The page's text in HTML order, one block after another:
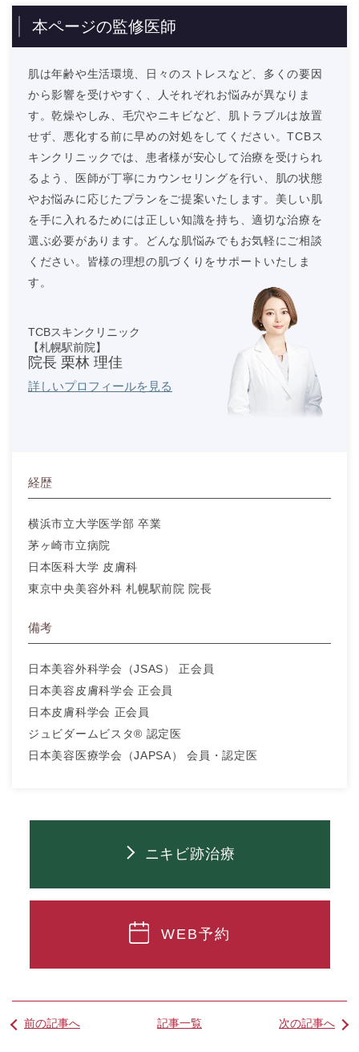
本ページの監修医師
肌は年齢や生活環境、日々のストレスなど、多くの要因
から影響を受けやすく、人それぞれお悩みが異なりま
す。乾燥やしみ、毛穴やニキビなど、肌トラブルは放置
せず、悪化する前に早めの対処をしてください。TCBス
キンクリニックでは、患者様が安心して治療を受けられ
るよう、医師が丁寧にカウンセリングを行い、肌の状態
やお悩みに応じたプランをご提案いたします。美しい肌
を手に入れるためには正しい知識を持ち、適切な治療を
選ぶ必要があります。どんな肌悩みでもお気軽にご相談
ください。皆様の理想の肌づくりをサポートいたしま
す。
TCBスキンクリニック
【札幌駅前院】
院長 栗林 理佳
詳しいプロフィールを見る
経歴
横浜市立大学医学部 卒業
茅ヶ崎市立病院
日本医科大学 皮膚科
東京中央美容外科 札幌駅前院 院長
備考
日本美容外科学会（JSAS） 正会員
日本美容皮膚科学会 正会員
日本皮膚科学会 正会員
ジュビダームビスタ® 認定医
日本美容医療学会（JAPSA） 会員・認定医
ニキビ跡治療
WEB予約
前の記事へ 記事一覧 次の記事へ